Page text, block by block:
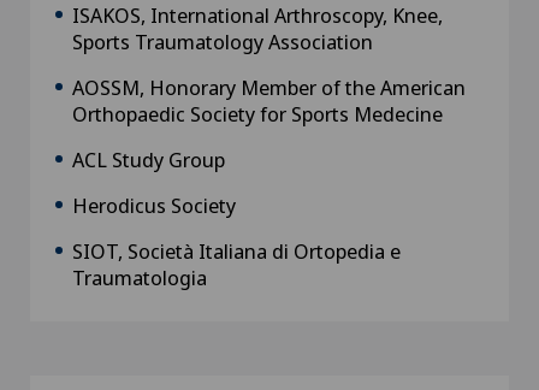
ISAKOS, International Arthroscopy, Knee,
Sports Traumatology Association
AOSSM, Honorary Member of the American
Orthopaedic Society for Sports Medecine
ACL Study Group
Herodicus Society
SIOT, Società Italiana di Ortopedia e
Traumatologia